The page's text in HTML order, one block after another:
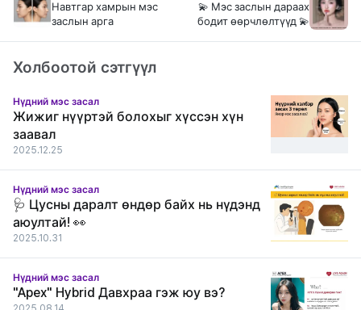
Навтгар хамрын мэс
заслын арга
💫 Мэс заслын дараах
бодит өөрчлөлтүүд 💫
Холбоотой сэтгүүл
Нүдний мэс засал
Жижиг нүүртэй болохыг хүссэн хүн
заавал
2025.12.25
Нүдний мэс засал
🩺 Цусны даралт өндөр байх нь нүдэнд
аюултай! 👀
2025.10.31
Нүдний мэс засал
"Apex" Hybrid Давхраа гэж юу вэ?